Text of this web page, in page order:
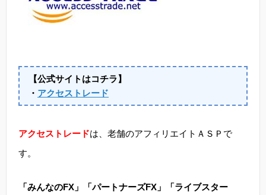
【公式サイトはコチラ】
・ アクセストレード
アクセストレードは、老舗のアフィリエイトＡＳＰで
す。
「みんなのFX」「パートナーズFX」「ライブスター